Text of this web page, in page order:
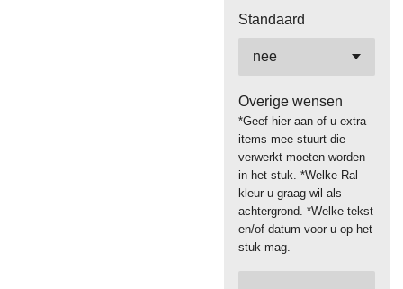
Standaard
Overige wensen
*Geef hier aan of u extra
items mee stuurt die
verwerkt moeten worden
in het stuk. *Welke Ral
kleur u graag wil als
achtergrond. *Welke tekst
en/of datum voor u op het
stuk mag.